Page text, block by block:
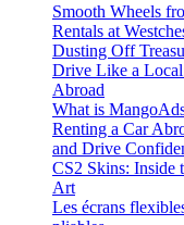
Smooth Wheels
Rentals at
Dusting Off
Drive Like a
Abroad
What is
Renting a Car
and Drive
CS2 Skins: Inside
Art
Les écrans